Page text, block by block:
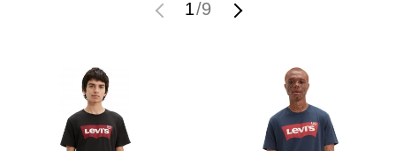
Nike Sportswear Club
100% хлопок
Производитель:
Линейка:Sportswear
Срок отгрузки: 3-4 рабочих дня
мы не увидим Вашу оплату.
Самовывоз в Москве.
Доставка по России всеми транспортными ТК, а также с
Почтой Росии и СДЭК.
1/9